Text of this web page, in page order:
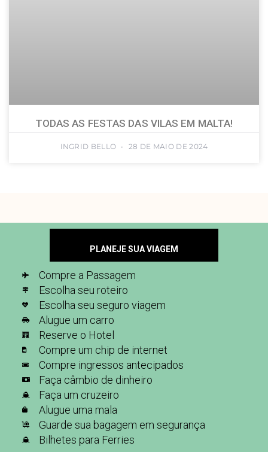
TODAS AS FESTAS DAS VILAS EM MALTA!
INGRID BELLO 28 DE MAIO DE 2024
PLANEJE SUA VIAGEM
Compre a Passagem
Escolha seu roteiro
Escolha seu seguro viagem
Alugue um carro
Reserve o Hotel
Compre um chip de internet
Compre ingressos antecipados
Faça câmbio de dinheiro
Faça um cruzeiro
Alugue uma mala
Guarde sua bagagem em segurança
Bilhetes para Ferries